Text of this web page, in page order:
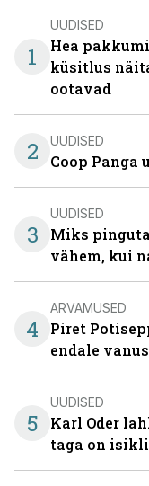
1
UUDISED
Hea
küsitlus
ootavad
2 UUDISED
Coop Panga
3
UUDISED
Miks
vähem, kui
4
ARVAMUSED
Piret
endale
5
UUDISED
Karl Oder
taga on